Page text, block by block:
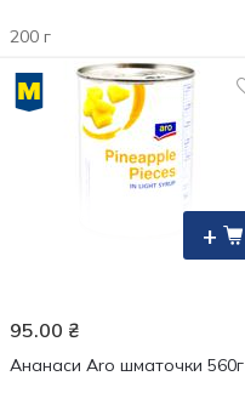
200 г
+
95.00 ₴
Ананаси Aro шматочки 560г